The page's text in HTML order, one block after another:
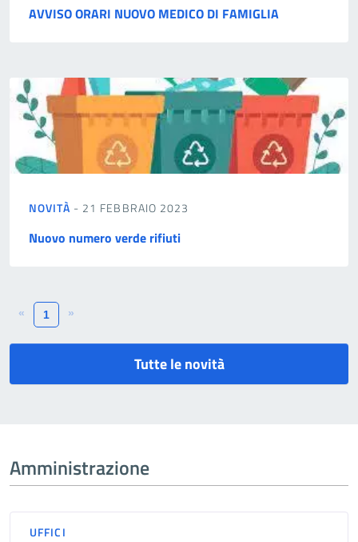
AVVISO ORARI NUOVO MEDICO DI FAMIGLIA
NOVITÀ - 21 FEBBRAIO 2023
Nuovo numero verde rifiuti
« 1 »
Tutte le novità
Amministrazione
UFFICI